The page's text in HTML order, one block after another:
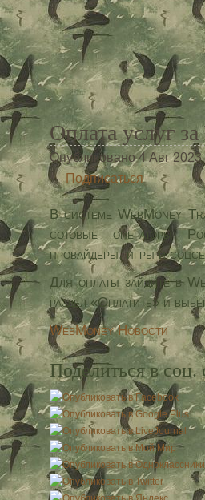
Оплата услуг
Опубликовано 4 Авг 2023
Подписаться
В системе WebMoney
сотовые операторы
провайдеры, игры и
Для оплаты зайдите в
раздел «Оплатить» и
WebMoney Новости
Поделиться в соц.